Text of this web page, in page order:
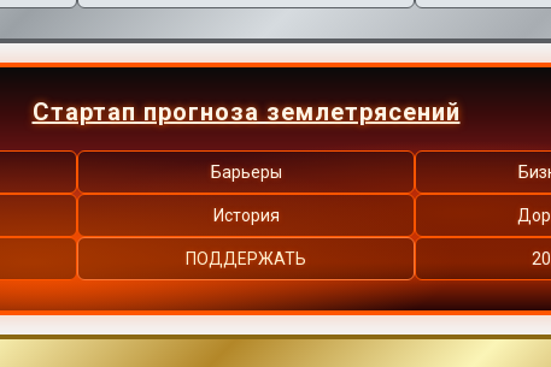
Стартап прогноза землетрясений
Барьеры
История
ПОДДЕРЖАТЬ